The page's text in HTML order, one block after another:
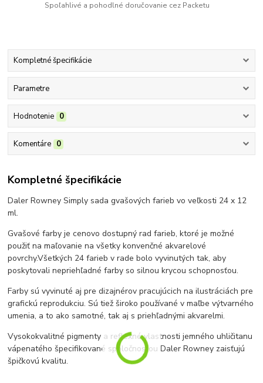
Spoľahlivé a pohodlné doručovanie cez Packetu
Kompletné špecifikácie
Parametre
Hodnotenie 0
Komentáre 0
Kompletné špecifikácie
Daler Rowney Simply sada gvašových farieb vo veľkosti 24 x 12
ml.
Gvašové farby je cenovo dostupný rad farieb, ktoré je možné
použiť na maľovanie na všetky konvenčné akvarelové
povrchy.Všetkých 24 farieb v rade bolo vyvinutých tak, aby
poskytovali nepriehľadné farby so silnou krycou schopnosťou.
Farby sú vyvinuté aj pre dizajnérov pracujúcich na ilustráciách pre
grafickú reprodukciu. Sú tiež široko používané v maľbe výtvarného
umenia, a to ako samotné, tak aj s priehľadnými akvarelmi.
Vysokokvalitné pigmenty a reflexné vlastnosti jemného uhličitanu
vápenatého špecifikované spoločnosťou Daler Rowney zaisťujú
špičkovú kvalitu.